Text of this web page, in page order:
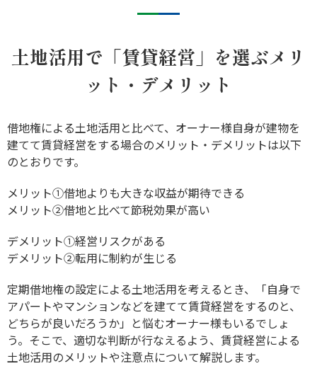
土地活用で「賃貸経営」を選ぶメリ
ット・デメリット
借地権による土地活用と比べて、オーナー様自身が建物を
建てて賃貸経営をする場合のメリット・デメリットは以下
のとおりです。
メリット①借地よりも大きな収益が期待できる
メリット②借地と比べて節税効果が高い
デメリット①経営リスクがある
デメリット②転用に制約が生じる
定期借地権の設定による土地活用を考えるとき、「自身で
アパートやマンションなどを建てて賃貸経営をするのと、
どちらが良いだろうか」と悩むオーナー様もいるでしょ
う。そこで、適切な判断が行なえるよう、賃貸経営による
土地活用のメリットや注意点について解説します。